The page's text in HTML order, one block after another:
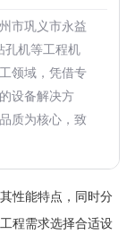
市巩义市永益
孔机等工程机
领域，凭借专
设备解决方
质为核心，致
性能特点，同时分
程需求选择合适设